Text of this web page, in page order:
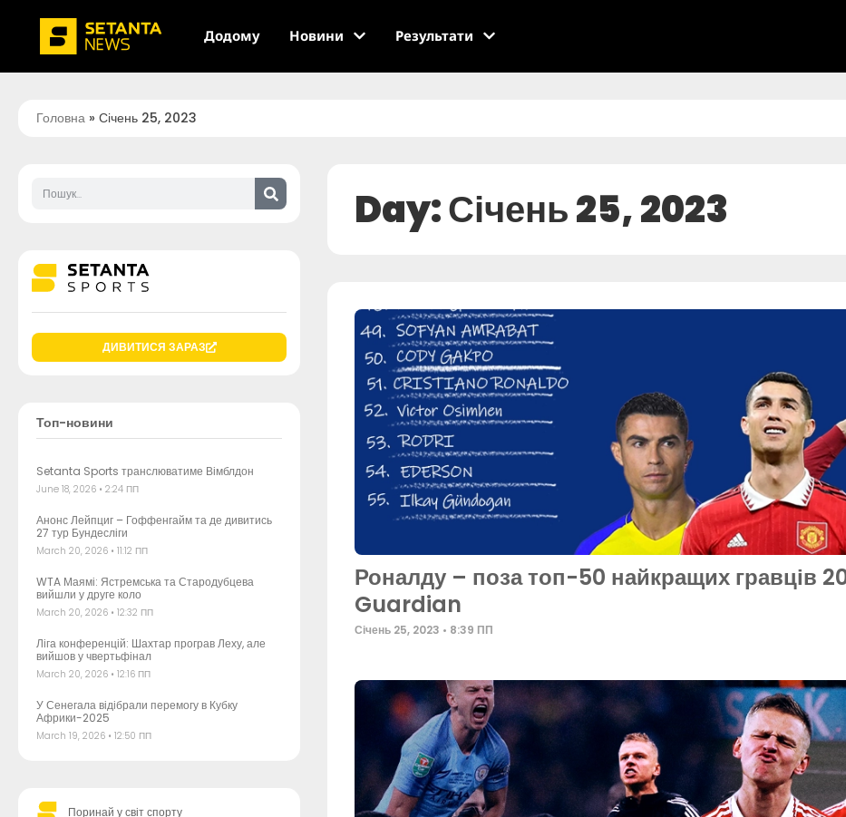
Додому Новини Результати
Головна » Січень 25, 2023
ДИВИТИСЯ ЗАРАЗ
Топ-новини
Setanta Sports транслюватиме Вімблдон
June 18, 2026 2:24 ПП
Анонс Лейпциг – Гоффенгайм та де дивитись
27 тур Бундесліги
March 20, 2026 11:12 ПП
WTA Маямі: Ястремська та Стародубцева
вийшли у друге коло
March 20, 2026 12:32 ПП
Ліга конференцій: Шахтар програв Леху, але
вийшов у чвертьфінал
March 20, 2026 12:16 ПП
У Сенегала відібрали перемогу в Кубку
Африки-2025
March 19, 2026 12:50 ПП
Поринай у світ спорту
Day: Січень 25, 2023
Роналду – поза топ-50 найкращих гравців
Guardian
Січень 25, 2023 8:39 ПП